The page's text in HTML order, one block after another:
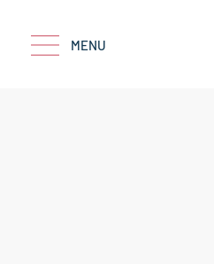
MENU